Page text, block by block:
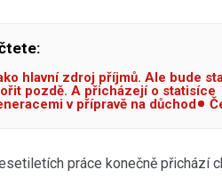
hlavní zdroj příjmů. Ale bude
pozdě. A přicházejí o statisíce
v přípravě na důchod
práce konečně přichází